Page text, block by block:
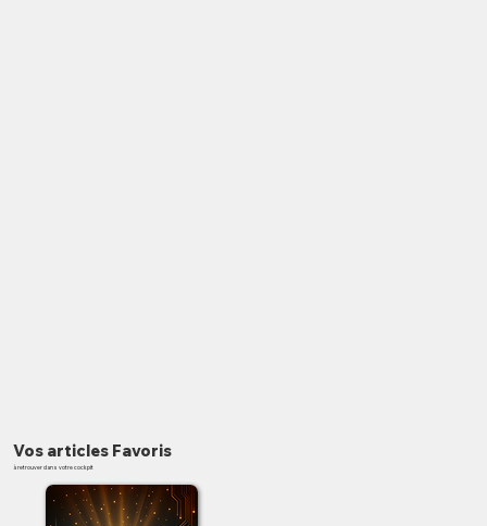
Vos articles Favoris
à retrouver dans votre cockpit